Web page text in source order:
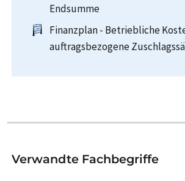
Endsumme
Finanzplan - Betriebliche
auftragsbezogene
Verwandte Fachbegriffe